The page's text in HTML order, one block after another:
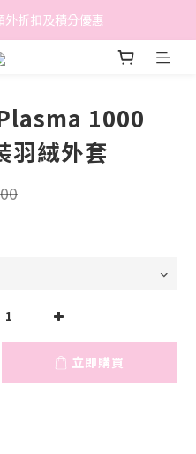
離島區及偏遠地區除外)
折扣及積分優惠
(離島區及偏遠地區除外)
1000
羽絨外套
立即購買